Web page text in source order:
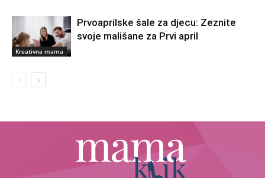
Kreativna mama
Prvoaprilske šale za djecu: Zeznite
svoje mališane za Prvi april